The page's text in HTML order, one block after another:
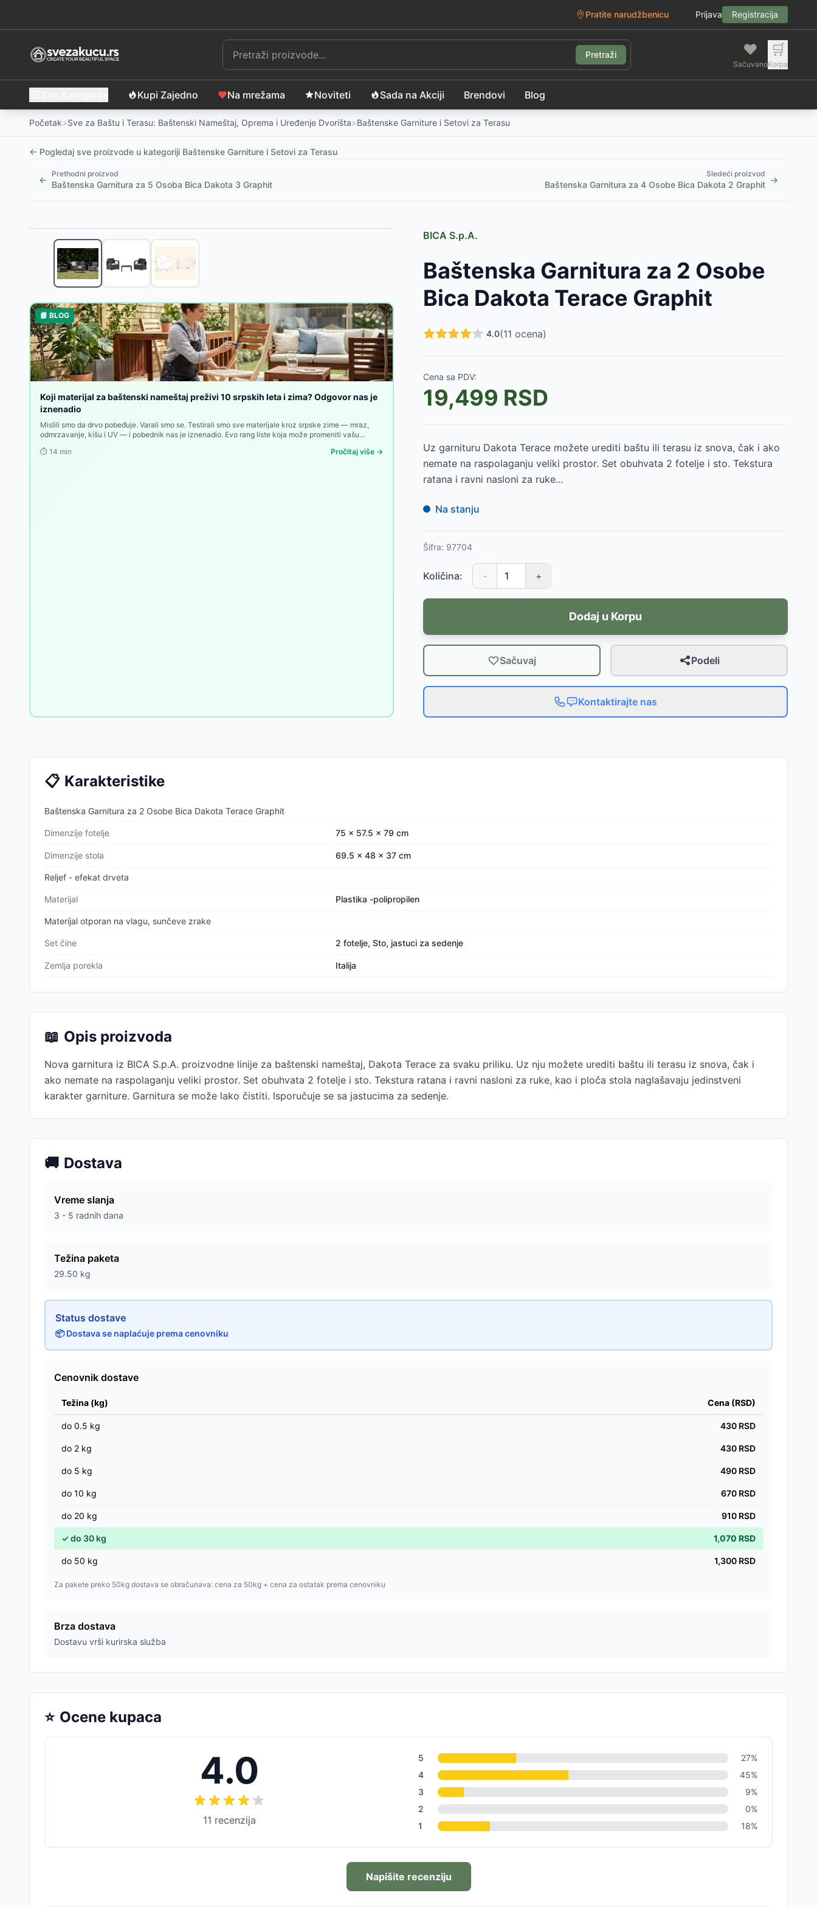
Pratite narudžbenicu Prijava Registracija
Pretraži ❤️
Sačuvano
🛒
Korpa
Kupi Zajedno Na mrežama Noviteti Sada na Akciji Brendovi Blog
Početak>Sve za Baštu i Terasu: Baštenski Nameštaj, Oprema i Uređenje Dvorišta>Baštenske Garniture i Setovi za Terasu
← Pogledaj sve proizvode u kategoriji Baštenske Garniture i Setovi za Terasu
←
Prethodni proizvod
Baštenska Garnitura za 5 Osoba Bica Dakota 3 Graphit
Sledeći proizvod
Baštenska Garnitura za 4 Osobe Bica Dakota 2 Graphit →
Baštenski Set Lorens - Sto sa Staklom i 2 Stolice
Baštenski Set Midnight Petal 2 - 2 Stolice i Sto sa Staklom
Gardlov Baštenski Set - Sto i Stolice sa Staklenom Pločom, Crni
Gardlov Baštenski Set od Ratana - Klupa, Sto i Dve Fotelje, Crna-20700RSD
Baštenska garnitura za dve osobe Rabben- 9909RSD
Baštenski set za dve osobe Carolina-30830RSD
Baštenski set od 4 dela – sto, dvosed i 2 stolice-29999RSD
Lounge garnitura ODDESUND 4,5 osobe, siva-150003RSD
Bistro garnitura ABORG patlidžan-10460RSD
Bistro garnitura ABORG zelena-10460RSD
Bistro garnitura ABORG tamni pesak
📘 BLOG
Koji materijal za baštenski nameštaj preživi 10 srpskih leta i zima? Odgovor nas je
iznenadio
Mislili smo da drvo pobeđuje. Varali smo se. Testirali smo sve materijale kroz srpske zime — mraz,
odmrzavanje, kišu i UV — i pobednik nas je iznenadio. Evo rang liste koja može promeniti vašu
⏱️ 14 min Pročitaj više →
BICA S.p.A.
Baštenska Garnitura za 2 Osobe
Bica Dakota Terace Graphit
4.0(11 ocena)
Cena sa PDV:
19,499 RSD
Uz garnituru Dakota Terace možete urediti baštu ili terasu iz snova, čak i ako
nemate na raspolaganju veliki prostor. Set obuhvata 2 fotelje i sto. Tekstura
ratana i ravni nasloni za ruke...
Na stanju
Šifra: 97704
Količina: - +
Dodaj u Korpu
Sačuvaj Podeli
Kontaktirajte nas
📋 Karakteristike
Baštenska Garnitura za 2 Osobe Bica Dakota Terace Graphit
Dimenzije fotelje 75 x 57.5 x 79 cm
Dimenzije stola 69.5 x 48 x 37 cm
Reljef - efekat drveta
Materijal Plastika -polipropilen
Materijal otporan na vlagu, sunčeve zrake
Set čine 2 fotelje, Sto, jastuci za sedenje
Zemlja porekla Italija
📖 Opis proizvoda
Nova garnitura iz BICA S.p.A. proizvodne linije za baštenski nameštaj, Dakota Terace za svaku priliku. Uz nju možete urediti baštu ili terasu iz snova, čak i
ako nemate na raspolaganju veliki prostor. Set obuhvata 2 fotelje i sto. Tekstura ratana i ravni nasloni za ruke, kao i ploča stola naglašavaju jedinstveni
karakter garniture. Garnitura se može lako čistiti. Isporučuje se sa jastucima za sedenje.
🚚 Dostava
Vreme slanja
3 - 5 radnih dana
Težina paketa
29.50 kg
Status dostave
📦 Dostava se naplaćuje prema cenovniku
Cenovnik dostave
Težina (kg) Cena (RSD)
do 0.5 kg 430 RSD
do 2 kg 430 RSD
do 5 kg 490 RSD
do 10 kg 670 RSD
do 20 kg 910 RSD
✓do 30 kg 1,070 RSD
do 50 kg 1,300 RSD
Za pakete preko 50kg dostava se obračunava: cena za 50kg + cena za ostatak prema cenovniku
Brza dostava
Dostavu vrši kurirska služba
⭐ Ocene kupaca
4.0
11 recenzija
5 27%
4
45%
3
9%
2
0%
1
18%
Napišite recenziju